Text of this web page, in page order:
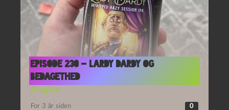
Episode 230 – Lardy Dardy og
Bedagethed
Øl og Ævl
For 3 år siden 0